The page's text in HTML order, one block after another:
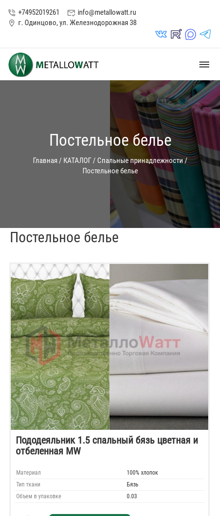
phone_in_talk +74952019261 mark_email_read info@metallowatt.ru
location_on г. Одинцово, ул. Железнодорожная 38
vk_in rutube_in max_s telegrams_in
dehaze
Постельное белье
Главная / КАТАЛОГ/ Спальные принадлежности/
Постельное белье
Постельное белье
Пододеяльник 1.5 спальный бязь цветная и
отбеленная MW
Материал
100% хлопок
Тип ткани
Бязь
Объем в упаковке
0.03